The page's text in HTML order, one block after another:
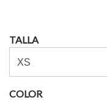
TALLA
COLOR